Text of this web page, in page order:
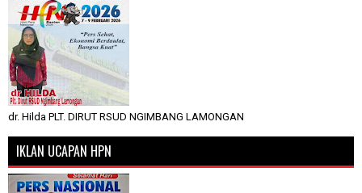
dr. Hilda PLT. DIRUT RSUD NGIMBANG LAMONGAN
IKLAN UCAPAN HPN